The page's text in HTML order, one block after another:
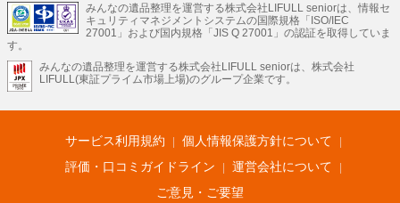
不動産・住宅 引越し 老人ホーム 地方創生
ママの就労支援
不動産クラウドファンディング 遺品整理 老後の暮らし情報
LIFULL HOME'Sのサービス
不動産・住宅
不動産査定 マンション専門売却査定 不動産投資 アドバイザー
不動産アーカイブ
空き家バンク 家賃相場 不動産会社
まちむすび
不動産用語集 住まいのお役立ち情報
LIFULL HOME'S PRESS
アプリ 不動産データ 不動産転職
みんなの遺品整理を運営する株式会社LIFULL seniorは、情報セ
キュリティマネジメントシステムの国際規格「ISO/IEC
27001」および国内規格「JIS Q 27001」の認証を取得していま
す。
みんなの遺品整理を運営する株式会社LIFULL seniorは、株式会社
LIFULL(東証プライム市場上場)のグループ企業です。
サービス利用規約
個人情報保護方針について
評価・口コミガイドライン
運営会社について
ご意見・ご要望